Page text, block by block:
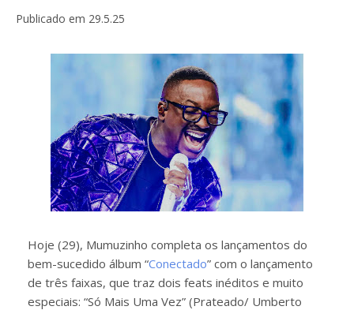
Publicado em 29.5.25
Hoje (29), Mumuzinho completa os lançamentos do
bem-sucedido álbum “Conectado” com o lançamento
de três faixas, que traz dois feats inéditos e muito
especiais: “Só Mais Uma Vez” (Prateado/ Umberto